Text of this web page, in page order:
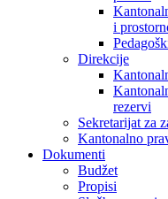
i
Direkcije
rezervi
Sekretarijat za
Kantonalno
Dokumenti
Budžet
Propisi